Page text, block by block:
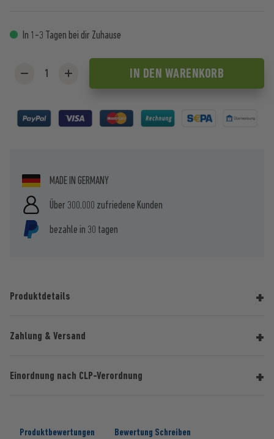
In 1-3 Tagen bei dir Zuhause
IN DEN WARENKORB
MADE IN GERMANY
Über 300.000 zufriedene Kunden
bezahle in 30 tagen
Produktdetails
Zahlung & Versand
Einordnung nach CLP-Verordnung
Produktbewertungen Bewertung Schreiben